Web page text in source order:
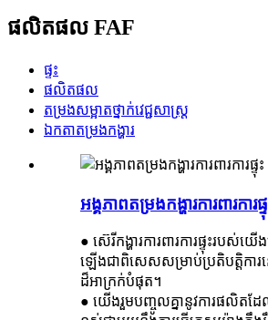
ផលិតផល FAF
ផ្ទះ
ផលិតផល
តម្រងសម្អាតថ្នាក់វេជ្ជសាស្ត្រ
ឯកតាតម្រងកង្ហារ
អង្គភាពតម្រងកង្ហារការពារការផ្
● ស៊េរីកង្ហារការពារការផ្ទុះរបស់យើ
ឡើងជាពិសេសសម្រាប់ប្រតិបត្តិការ
ដ៏អាក្រក់បំផុត។
● យើងរួមបញ្ចូលគ្នានូវការផលិត